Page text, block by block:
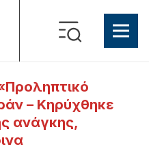
– Κηρύχθηκε
ανάγκης,